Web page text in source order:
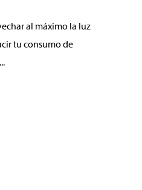
al máximo la luz
tu consumo de